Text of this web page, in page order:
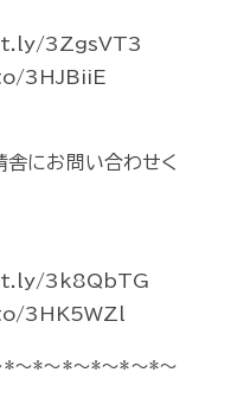
3ZgsVT3
3HJBiiE
舎にお問い合わせく
3k8QbTG
3HK5WZl
～*～*～*～*～*～